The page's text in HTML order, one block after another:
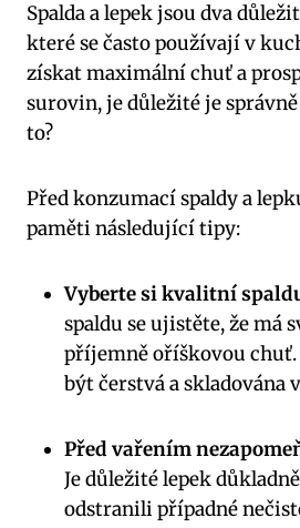
Spalda a lepek jsou dva
které se často používají v
získat maximální chuť a
surovin, je důležité je
to?
Před konzumací spaldy a
paměti následující tipy:
Vyberte si kvalitní
spaldu se ujistěte, že má
příjemně oříškovou chuť.
být čerstvá a skladována
Před vařením
Je důležité lepek
odstranili případné